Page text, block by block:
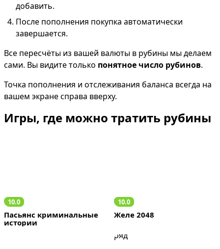
добавить.
После пополнения покупка автоматически
завершается.
Все пересчёты из вашей валюты в рубины мы делаем
сами. Вы видите только понятное число рубинов.
Точка пополнения и отслеживания баланса всегда на
вашем экране справа вверху.
Игры, где можно тратить рубины
10.0
Пасьянс криминальные
истории
10.0
Желе 2048